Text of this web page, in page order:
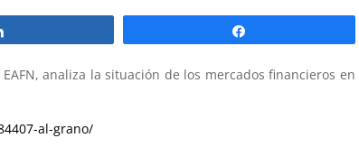
analiza la situación de los mercados financieros en
al-grano/